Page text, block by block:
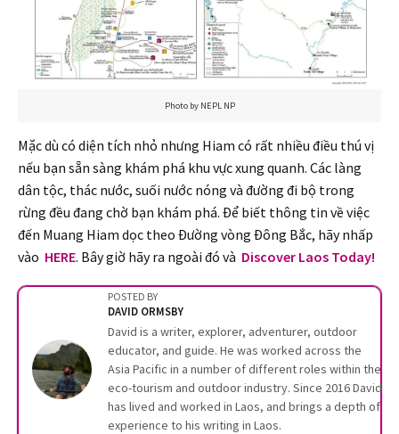
Photo by NEPL NP
Mặc dù có diện tích nhỏ nhưng Hiam có rất nhiều điều thú vị
nếu bạn sẵn sàng khám phá khu vực xung quanh. Các làng
dân tộc, thác nước, suối nước nóng và đường đi bộ trong
rừng đều đang chờ bạn khám phá. Để biết thông tin về việc
đến Muang Hiam dọc theo Đường vòng Đông Bắc, hãy nhấp
vào HERE. Bây giờ hãy ra ngoài đó và Discover Laos Today!
POSTED BY
DAVID ORMSBY
David is a writer, explorer, adventurer, outdoor
educator, and guide. He was worked across the
Asia Pacific in a number of different roles within the
eco-tourism and outdoor industry. Since 2016 David
has lived and worked in Laos, and brings a depth of
experience to his writing in Laos.